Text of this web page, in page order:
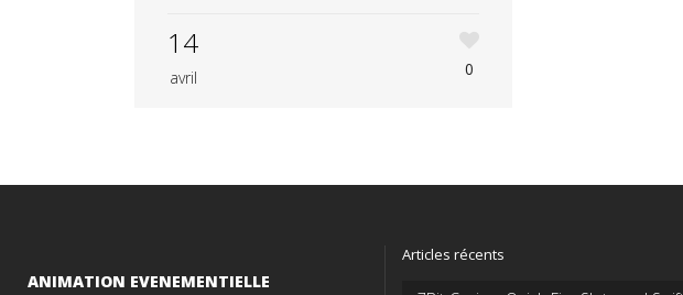
14
avril 0
ANIMATION EVENEMENTIELLE
Articles récents